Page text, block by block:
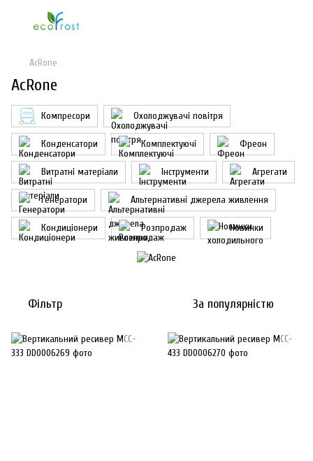
AcRone
AcRone
Компресори Охолоджувачі повітря
Конденсатори Комплектуючі Фреон
Витратні матеріали Інструменти Агрегати
Генератори Альтернативні джерела живлення
Кондиціонери Розпродаж Новинки
Фільтр За популярністю